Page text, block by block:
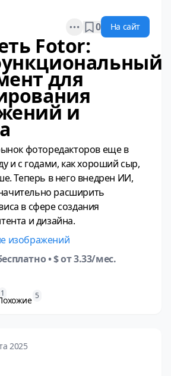
Open options
0 На сайт
Fotor:
для
и
фоторедакторов еще в
и с годами, как хороший сыр,
Теперь в него внедрен ИИ,
расширить
в сфере создания
и дизайна.
изображений
• $ от 3.33/мес.
1 5
2025